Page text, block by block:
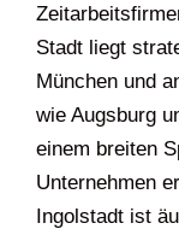
Stadt liegt
München und
wie Augsburg
einem breiten
Unternehmen
Ingolstadt ist